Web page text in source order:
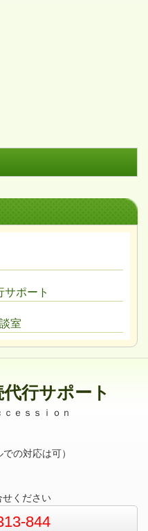
サポート
室
行サポート
ｅｓｓｉｏｎ
の対応は可）
せください
844